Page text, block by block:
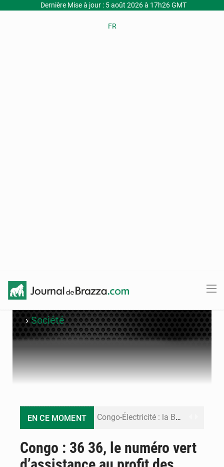
Dernière Mise à jour : 5 août 2026 à 17h26 GMT
FR
›Société
EN CE MOMENT Congo-Électricité : la BAD renforce son appui pour accélérer les investissements
Congo : 36 36, le numéro vert